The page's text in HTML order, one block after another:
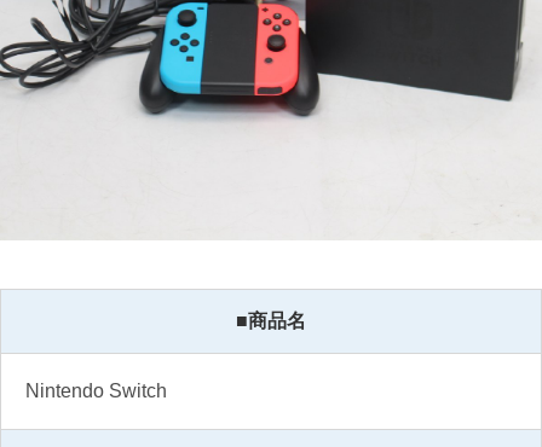
■商品名
Nintendo Switch